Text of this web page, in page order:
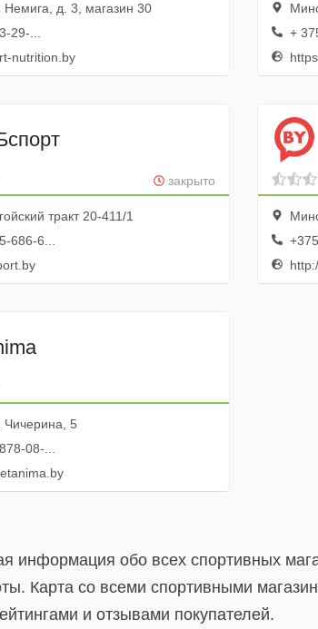
Немига, д. 3, магазин 30
29-...
nutrition.by
+
закрыто
тракт 20-411/1
686-6...
Чичерина, 5
08-...
информация обо всех спортивных
Карта со всеми спортивными
и отзывами покупателей.